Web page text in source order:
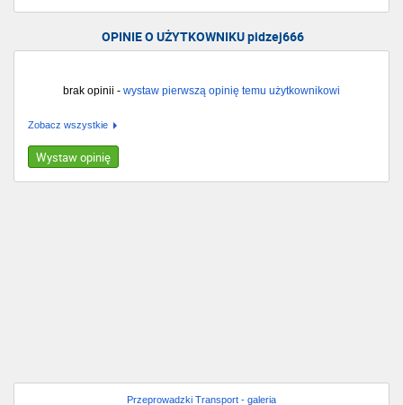
OPINIE O UŻYTKOWNIKU pidzej666
brak opinii - wystaw pierwszą opinię temu użytkownikowi
Zobacz wszystkie
Wystaw opinię
Przeprowadzki Transport - galeria